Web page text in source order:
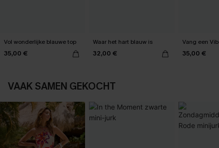
Vol wonderlijke blauwe top
35,00 €
Waar het hart blauw is
32,00 €
Vang een
35,00 €
VAAK SAMEN GEKOCHT